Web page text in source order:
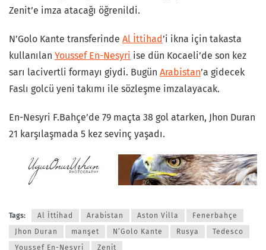
Zenit’e imza atacağı öğrenildi.
N’Golo Kante transferinde Al İttihad’i ikna için takasta
kullanılan Youssef En-Nesyri ise dün Kocaeli’de son kez
sarı lacivertli formayı giydi. Bugün Arabistan’a gidecek
Faslı golcü yeni takımı ile sözleşme imzalayacak.
En-Nesyri F.Bahçe’de 79 maçta 38 gol atarken, Jhon Duran
21 karşılaşmada 5 kez sevinç yaşadı.
Tags: Al İttihad Arabistan Aston Villa
Fenerbahçe
Jhon Duran
manşet N’Golo Kante Rusya
Tedesco
Youssef En-Nesyri
Zenit